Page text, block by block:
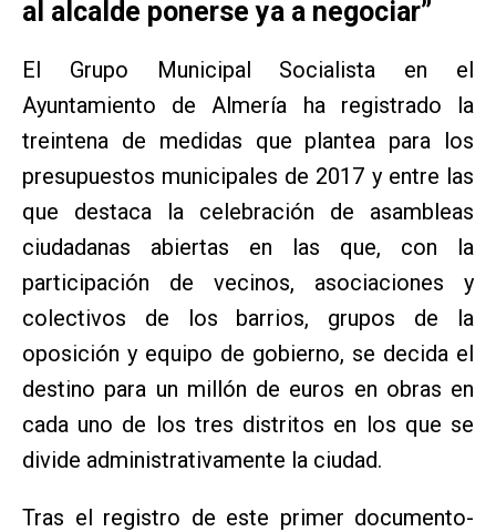
al alcalde ponerse ya a negociar”
El Grupo Municipal Socialista en el
Ayuntamiento de Almería ha registrado la
treintena de medidas que plantea para los
presupuestos municipales de 2017 y entre las
que destaca la celebración de asambleas
ciudadanas abiertas en las que, con la
participación de vecinos, asociaciones y
colectivos de los barrios, grupos de la
oposición y equipo de gobierno, se decida el
destino para un millón de euros en obras en
cada uno de los tres distritos en los que se
divide administrativamente la ciudad.
Tras el registro de este primer documento-